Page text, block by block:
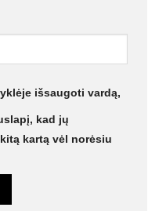
išsaugoti vardą,
kad jų
kartą vėl norėsiu